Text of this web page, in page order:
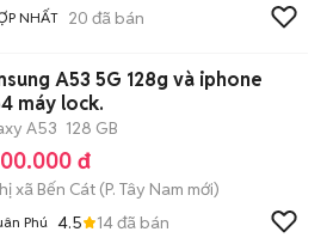
NHẤT 20 đã bán
A53 5G 128g và iphone
máy lock.
A53 128 GB
đ
xã Bến Cát (P. Tây Nam mới)
Phú 4.5 14đã bán